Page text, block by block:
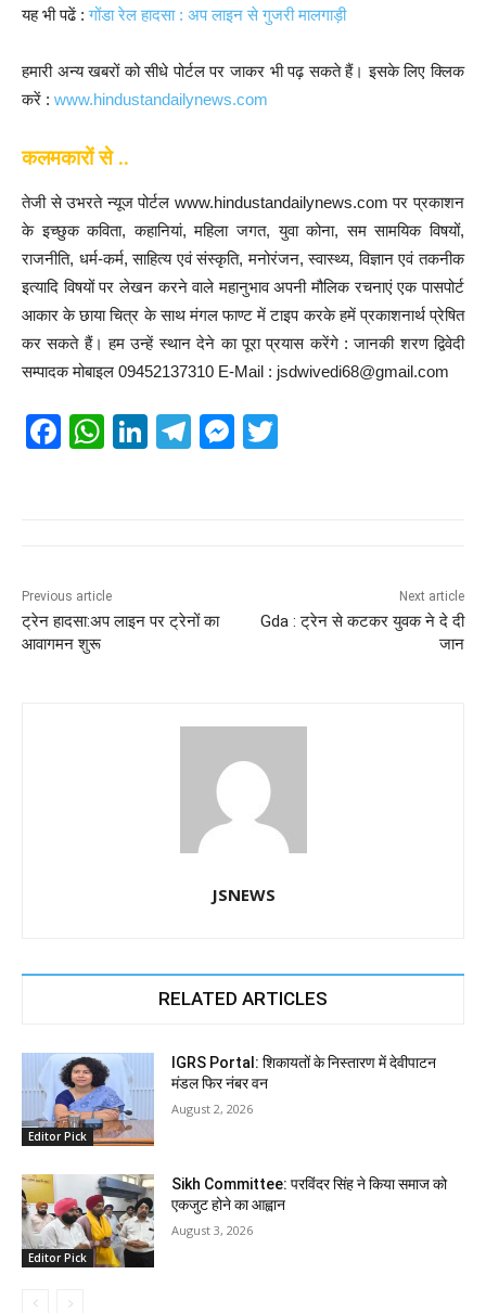
यह भी पढें :गोंडा रेल हादसा : अप लाइन से गुजरी मालगाड़ी
हमारी अन्य खबरों को सीधे पोर्टल पर जाकर भी पढ़ सकते हैं। इसके लिए क्लिक
करें : www.hindustandailynews.com
कलमकारों से ..
तेजी से उभरते न्यूज पोर्टल www.hindustandailynews.com पर प्रकाशन
के इच्छुक कविता, कहानियां, महिला जगत, युवा कोना, सम सामयिक विषयों,
राजनीति, धर्म-कर्म, साहित्य एवं संस्कृति, मनोरंजन, स्वास्थ्य, विज्ञान एवं तकनीक
इत्यादि विषयों पर लेखन करने वाले महानुभाव अपनी मौलिक रचनाएं एक पासपोर्ट
आकार के छाया चित्र के साथ मंगल फाण्ट में टाइप करके हमें प्रकाशनार्थ प्रेषित
कर सकते हैं। हम उन्हें स्थान देने का पूरा प्रयास करेंगे : जानकी शरण द्विवेदी
सम्पादक मोबाइल 09452137310 E-Mail : jsdwivedi68@gmail.com
F
o
o
W
p
p
Li
n
T
m
M
er
Previous article
ट्रेन हादसा:अप लाइन पर ट्रेनों का
आवागमन शुरू
Next article
Gda : ट्रेन से कटकर युवक ने दे दी
जान
JSNEWS
RELATED ARTICLES
Editor Pick
IGRS Portal: शिकायतों के निस्तारण में देवीपाटन
मंडल फिर नंबर वन
August 2, 2026
Editor Pick
Sikh Committee: परविंदर सिंह ने किया समाज को
एकजुट होने का आह्वान
August 3, 2026